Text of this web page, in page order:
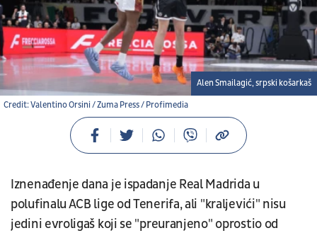
Credit: Valentino Orsini / Zuma Press / Profimedia
Alen Smailagić, srpski košarkaš
Iznenađenje dana je ispadanje Real Madrida u
polufinalu ACB lige od Tenerifa, ali "kraljevići" nisu
jedini evroligaš koji se "preuranjeno" oprostio od